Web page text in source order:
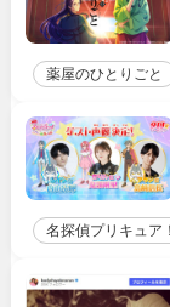
薬屋のひとりごと
名探偵プリキュア！